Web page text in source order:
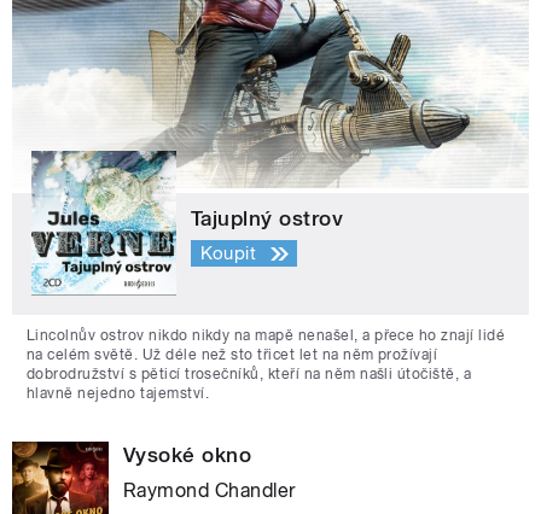
Tajuplný ostrov
Koupit
Lincolnův ostrov nikdo nikdy na mapě nenašel, a přece ho znají lidé
na celém světě. Už déle než sto třicet let na něm prožívají
dobrodružství s pěticí trosečníků, kteří na něm našli útočiště, a
hlavně nejedno tajemství.
Vysoké okno
Raymond Chandler